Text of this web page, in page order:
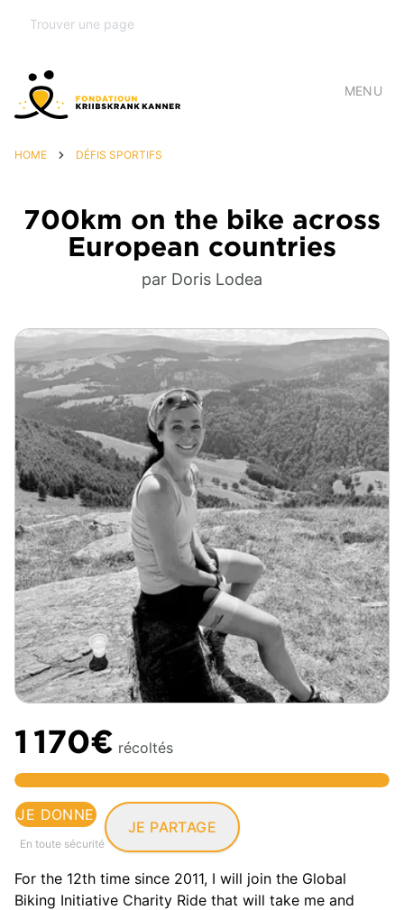
MENU
HOME DÉFIS SPORTIFS
700km on the bike across
European countries
par Doris Lodea
1 170€ récoltés
JE DONNE
En toute sécurité
JE PARTAGE
For the 12th time since 2011, I will join the Global
Biking Initiative Charity Ride that will take me and